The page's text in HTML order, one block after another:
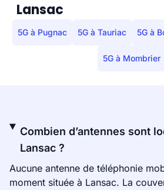
Lansac
5G à Pugnac 5G à Tauriac 5G à
5G à Mombrier
Combien d’antennes sont
Lansac ?
Aucune antenne de téléphonie
moment située à Lansac. La